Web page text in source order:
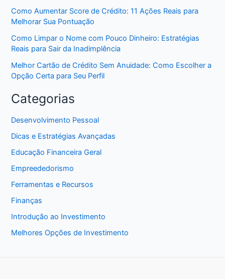
Como Aumentar Score de Crédito: 11 Ações Reais para
Melhorar Sua Pontuação
Como Limpar o Nome com Pouco Dinheiro: Estratégias
Reais para Sair da Inadimplência
Melhor Cartão de Crédito Sem Anuidade: Como Escolher a
Opção Certa para Seu Perfil
Categorias
Desenvolvimento Pessoal
Dicas e Estratégias Avançadas
Educação Financeira Geral
Empreededorismo
Ferramentas e Recursos
Finanças
Introdução ao Investimento
Melhores Opções de Investimento